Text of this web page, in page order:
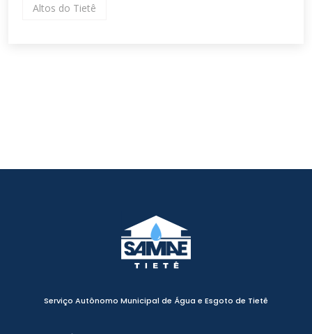
Altos do Tietê
Serviço Autônomo Municipal de Água e Esgoto de Tietê